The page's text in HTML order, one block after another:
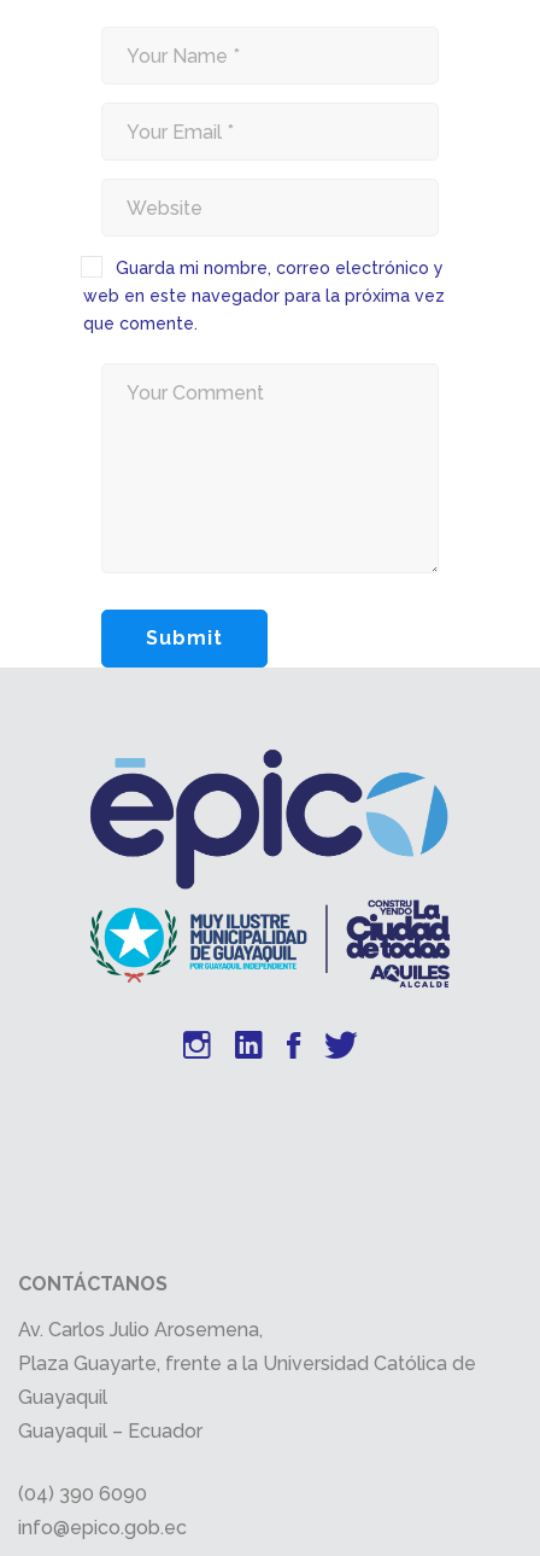
Guarda mi nombre, correo electrónico y
web en este navegador para la próxima vez
que comente.
CONTÁCTANOS
Av. Carlos Julio Arosemena,
Plaza Guayarte, frente a la Universidad Católica de
Guayaquil
Guayaquil – Ecuador
(04) 390 6090
info@epico.gob.ec